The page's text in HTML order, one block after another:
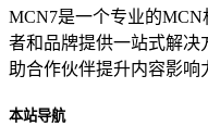
MCN7是一个专业的
者和品牌提供一站式解决
助合作伙伴提升内容影响
本站导航